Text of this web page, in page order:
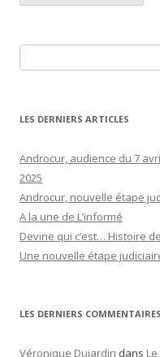
LES DERNIERS ARTICLES
Androcur, audience du 7
2025
Androcur, nouvelle étape
A la une de L’informé
Devine qui c’est… Histoire
Une nouvelle étape
LES DERNIERS COMMENTAIRES
Véronique Dujardin dans